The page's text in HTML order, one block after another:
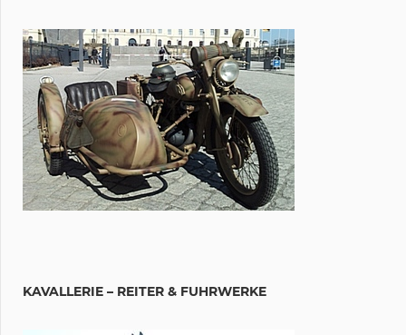
KAVALLERIE – REITER & FUHRWERKE